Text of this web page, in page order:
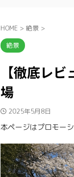
HOME > 絶景 >
絶景
【徹底レ
場
2025年5月8日
本ページはプロモー